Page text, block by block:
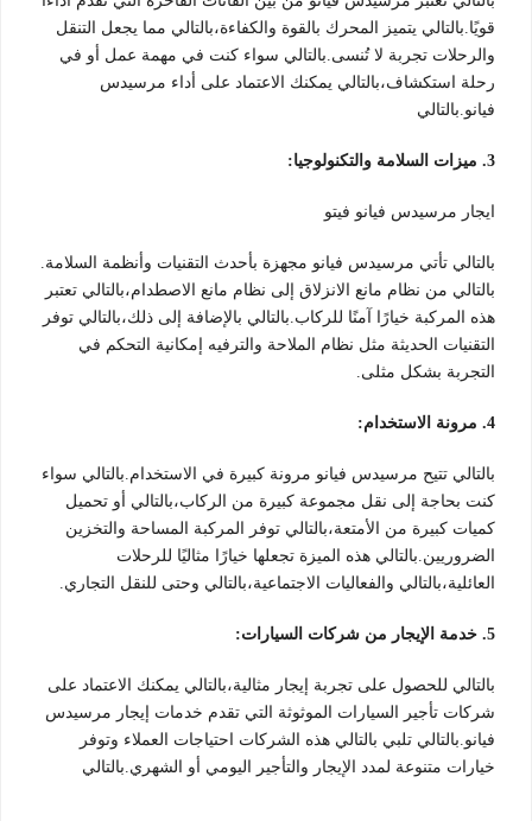
قويًا.بالتالي يتميز المحرك بالقوة والكفاءة،بالتالي مما يجعل التنقل
والرحلات تجربة لا تُنسى.بالتالي سواء كنت في مهمة عمل أو في
رحلة استكشاف،بالتالي يمكنك الاعتماد على أداء مرسيدس
فيانو.بالتالي
3. ميزات السلامة والتكنولوجيا:
ايجار مرسيدس فيانو فيتو
بالتالي تأتي مرسيدس فيانو مجهزة بأحدث التقنيات وأنظمة السلامة.
بالتالي من نظام مانع الانزلاق إلى نظام مانع الاصطدام،بالتالي تعتبر
هذه المركبة خيارًا آمنًا للركاب.بالتالي بالإضافة إلى ذلك،بالتالي توفر
التقنيات الحديثة مثل نظام الملاحة والترفيه إمكانية التحكم في
التجربة بشكل مثلى.
4. مرونة الاستخدام:
بالتالي تتيح مرسيدس فيانو مرونة كبيرة في الاستخدام.بالتالي سواء
كنت بحاجة إلى نقل مجموعة كبيرة من الركاب،بالتالي أو تحميل
كميات كبيرة من الأمتعة،بالتالي توفر المركبة المساحة والتخزين
الضروريين.بالتالي هذه الميزة تجعلها خيارًا مثاليًا للرحلات
العائلية،بالتالي والفعاليات الاجتماعية،بالتالي وحتى للنقل التجاري.
5. خدمة الإيجار من شركات السيارات:
بالتالي للحصول على تجربة إيجار مثالية،بالتالي يمكنك الاعتماد على
شركات تأجير السيارات الموثوثة التي تقدم خدمات إيجار مرسيدس
فيانو.بالتالي تلبي بالتالي هذه الشركات احتياجات العملاء وتوفر
خيارات متنوعة لمدد الإيجار والتأجير اليومي أو الشهري.بالتالي